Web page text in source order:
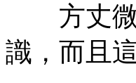
方丈微
識，而且